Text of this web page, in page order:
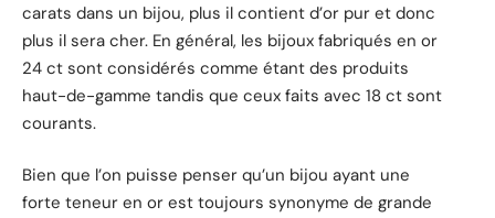
carats dans un bijou, plus il contient d’or pur et donc
plus il sera cher. En général, les bijoux fabriqués en or
24 ct sont considérés comme étant des produits
haut-de-gamme tandis que ceux faits avec 18 ct sont
courants.
Bien que l’on puisse penser qu’un bijou ayant une
forte teneur en or est toujours synonyme de grande